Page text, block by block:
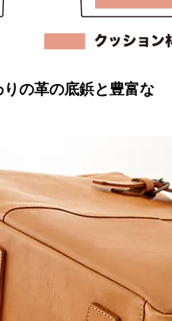
の革の底鋲と豊富な